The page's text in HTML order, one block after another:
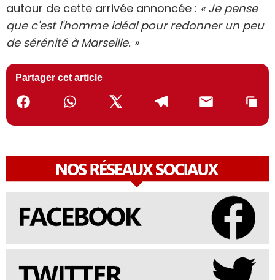
autour de cette arrivée annoncée : « Je pense
que c'est l'homme idéal pour redonner un peu
de sérénité à Marseille. »
Partager cet article